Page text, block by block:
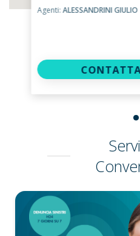
Agenti:ALESSANDRINI GIULIO